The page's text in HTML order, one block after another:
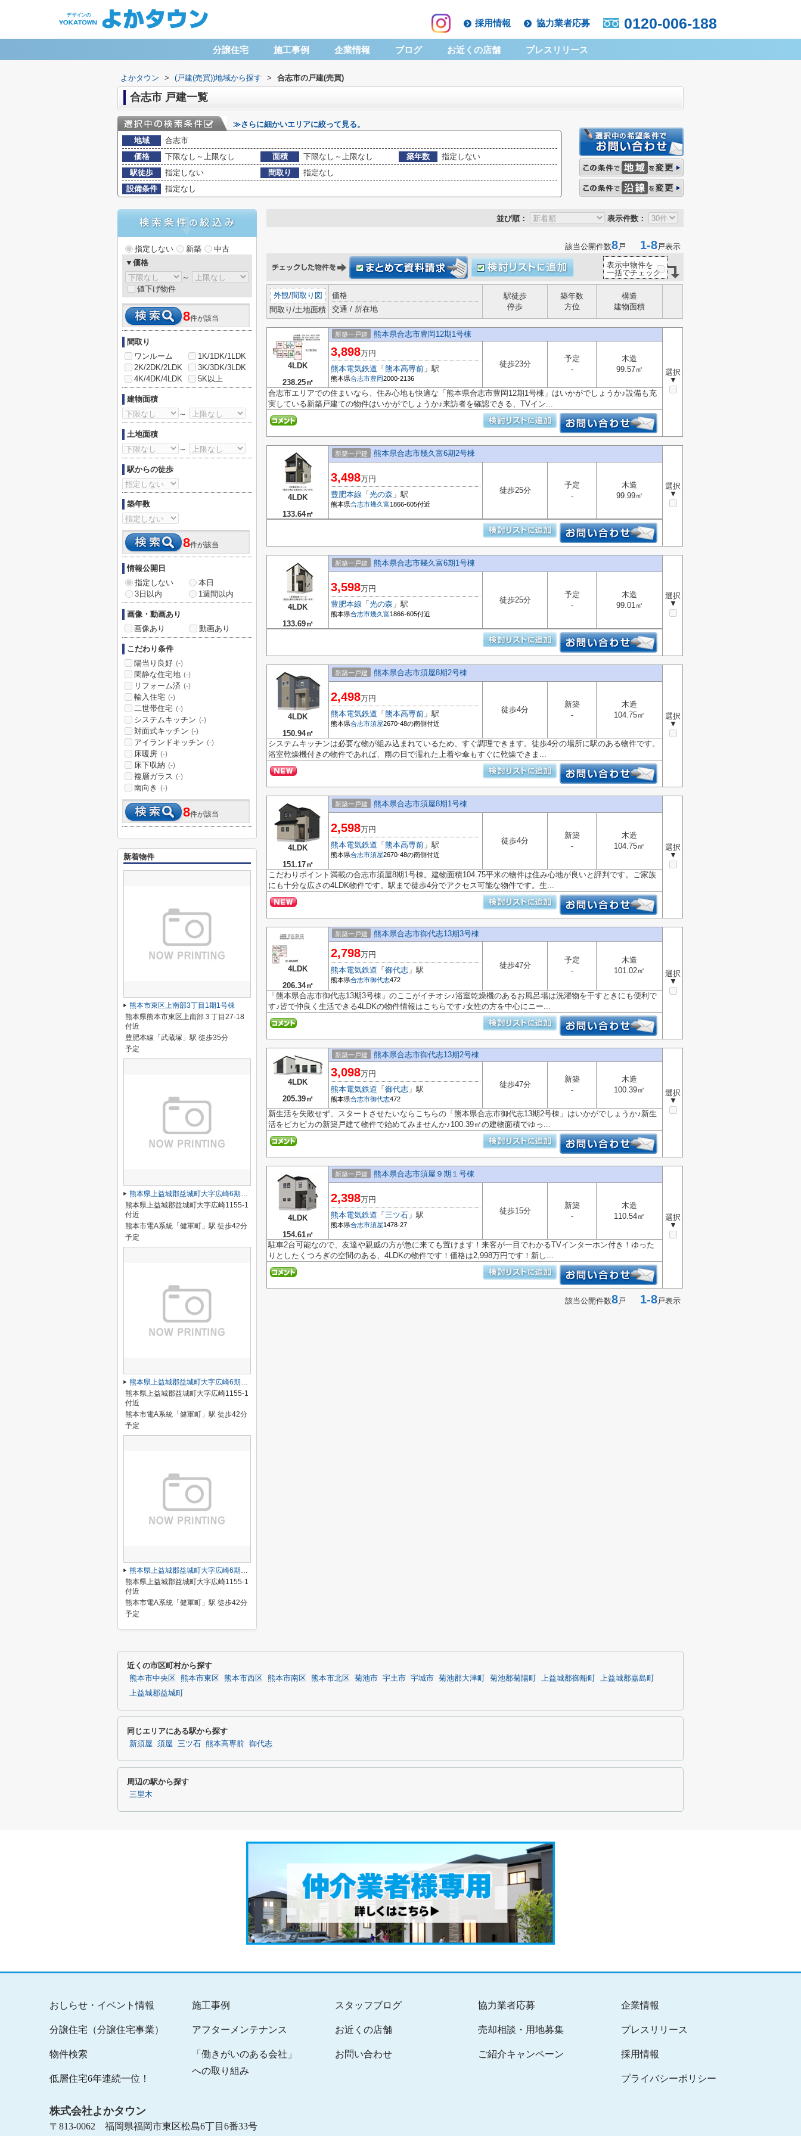
採用情報 協力業者応募 0120-006-188
分譲住宅 施工事例 企業情報 ブログ お近くの店舗 プレスリリース
よかタウン > (戸建(売買))地域から探す > 合志市の戸建(売買)
合志市 戸建一覧
≫さらに細かいエリアに絞って見る。
地域
合志市
価格
下限なし～上限なし 面積 下限なし～上限なし 築年数
指定しない
駅徒歩
指定しない 間取り
指定なし
設備条件
指定なし
並び順： 表示件数：
該当公開件数8戸 1-8戸表示
表示中物件を
一括でチェック
外観/間取り図
間取り/土地面積
価格
交通 / 所在地
駅徒歩
停歩
築年数
方位
構造
建物面積
4LDK
238.25㎡
新築一戸建 熊本県合志市豊岡12期1号棟
選択
▼
3,898万円
熊本電気鉄道 「 熊本高専前 」駅
熊本県合志市豊岡2000-2136
徒歩23分
予定
-
木造
99.57㎡
合志市エリアでの住まいなら、住み心地も快適な「熊本県合志市豊岡12期1号棟」はいかがでしょうか♪設備も充
実している新築戸建ての物件はいかがでしょうか♪来訪者を確認できる、TVイン...
4LDK
133.64㎡
新築一戸建 熊本県合志市幾久富6期2号棟
選択
▼
3,498万円
豊肥本線 「 光の森 」駅
熊本県合志市幾久富1866-605付近
徒歩25分
予定
-
木造
99.99㎡
4LDK
133.69㎡
新築一戸建 熊本県合志市幾久富6期1号棟
選択
▼
3,598万円
豊肥本線 「 光の森 」駅
熊本県合志市幾久富1866-605付近
徒歩25分
予定
-
木造
99.01㎡
4LDK
150.94㎡
新築一戸建 熊本県合志市須屋8期2号棟
選択
▼
2,498万円
熊本電気鉄道 「 熊本高専前 」駅
熊本県合志市須屋2670-48の南側付近
徒歩4分
新築
-
木造
104.75㎡
システムキッチンは必要な物が組み込まれているため、すぐ調理できます。徒歩4分の場所に駅のある物件です。
浴室乾燥機付きの物件であれば、雨の日で濡れた上着や傘もすぐに乾燥できま...
4LDK
151.17㎡
新築一戸建 熊本県合志市須屋8期1号棟
選択
▼
2,598万円
熊本電気鉄道 「 熊本高専前 」駅
熊本県合志市須屋2670-48の南側付近
徒歩4分
新築
-
木造
104.75㎡
こだわりポイント満載の合志市須屋8期1号棟。建物面積104.75平米の物件は住み心地が良いと評判です。ご家族
にも十分な広さの4LDK物件です。駅まで徒歩4分でアクセス可能な物件です。生...
4LDK
206.34㎡
新築一戸建 熊本県合志市御代志13期3号棟
選択
▼
2,798万円
熊本電気鉄道 「 御代志 」駅
熊本県合志市御代志472
徒歩47分
予定
-
木造
101.02㎡
「熊本県合志市御代志13期3号棟」のここがイチオシ♪浴室乾燥機のあるお風呂場は洗濯物を干すときにも便利で
す♪皆で仲良く生活できる4LDKの物件情報はこちらです♪女性の方を中心にニー...
4LDK
205.39㎡
新築一戸建 熊本県合志市御代志13期2号棟
選択
▼
3,098万円
熊本電気鉄道 「 御代志 」駅
熊本県合志市御代志472
徒歩47分
新築
-
木造
100.39㎡
新生活を失敗せず、スタートさせたいならこちらの「熊本県合志市御代志13期2号棟」はいかがでしょうか♪新生
活をピカピカの新築戸建て物件で始めてみませんか♪100.39㎡の建物面積でゆっ...
4LDK
154.61㎡
新築一戸建 熊本県合志市須屋９期１号棟
選択
▼
2,398万円
熊本電気鉄道 「 三ツ石 」駅
熊本県合志市須屋1478-27
徒歩15分
新築
-
木造
110.54㎡
駐車2台可能なので、友達や親戚の方が急に来ても置けます！来客が一目でわかるTVインターホン付き！ゆった
りとしたくつろぎの空間のある、4LDKの物件です！価格は2,998万円です！新し...
該当公開件数8戸 1-8戸表示
指定しない 新築
中古
▼価格
～
値下げ物件
8件が該当
間取り
ワンルーム
1K/1DK/1LDK
2K/2DK/2LDK
3K/3DK/3LDK
4K/4DK/4LDK
5K以上
建物面積
～
土地面積
～
駅からの徒歩
築年数
8件が該当
情報公開日
指定しない
本日
3日以内
1週間以内
画像・動画あり
画像あり
動画あり
こだわり条件
陽当り良好 (-)
閑静な住宅地 (-)
リフォーム済 (-)
輸入住宅 (-)
二世帯住宅 (-)
システムキッチン (-)
対面式キッチン (-)
アイランドキッチン (-)
床暖房 (-)
床下収納 (-)
複層ガラス (-)
南向き (-)
8件が該当
新着物件
熊本市東区上南部3丁目1期1号棟
熊本県熊本市東区上南部３丁目27-18
付近
豊肥本線「武蔵塚」駅 徒歩35分
予定
熊本県上益城郡益城町大字広崎6期3号棟
熊本県上益城郡益城町大字広崎1155-1
付近
熊本市電A系統「健軍町」駅 徒歩42分
予定
熊本県上益城郡益城町大字広崎6期2号棟
熊本県上益城郡益城町大字広崎1155-1
付近
熊本市電A系統「健軍町」駅 徒歩42分
予定
熊本県上益城郡益城町大字広崎6期1号棟
熊本県上益城郡益城町大字広崎1155-1
付近
熊本市電A系統「健軍町」駅 徒歩42分
予定
近くの市区町村から探す
熊本市中央区 熊本市東区 熊本市西区 熊本市南区 熊本市北区 菊池市 宇土市 宇城市 菊池郡大津町 菊池郡菊陽町 上益城郡御船町
上益城郡嘉島町
上益城郡益城町
同じエリアにある駅から探す
新須屋 須屋 三ツ石 熊本高専前 御代志
周辺の駅から探す
三里木
おしらせ・イベント情報
分譲住宅（分譲住宅事業）
物件検索
低層住宅6年連続一位！
施工事例
アフターメンテナンス
「働きがいのある会社」
への取り組み
スタッフブログ
お近くの店舗
お問い合わせ
協力業者応募
売却相談・用地募集
ご紹介キャンペーン
企業情報
プレスリリース
採用情報
プライバシーポリシー
株式会社よかタウン
〒813-0062 福岡県福岡市東区松島6丁目6番33号